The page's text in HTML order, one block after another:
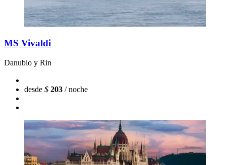
MS Vivaldi
Danubio y Rin
desde $ 203 / noche